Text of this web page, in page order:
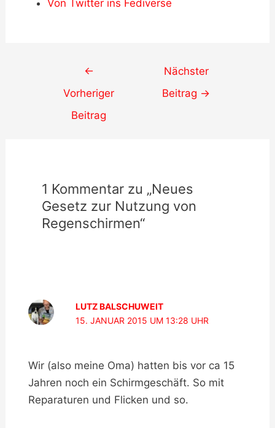
Von Twitter ins Fediverse
←
Vorheriger
Beitrag
Nächster
Beitrag →
1 Kommentar zu „Neues
Gesetz zur Nutzung von
Regenschirmen“
LUTZ BALSCHUWEIT
15. JANUAR 2015 UM 13:28 UHR
Wir (also meine Oma) hatten bis vor ca 15
Jahren noch ein Schirmgeschäft. So mit
Reparaturen und Flicken und so.